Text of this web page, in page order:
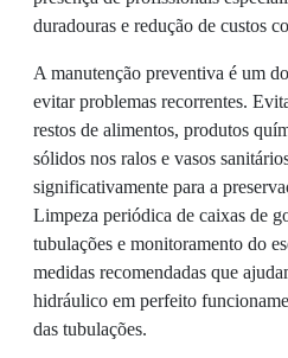
duradouras e redução de custos
A manutenção preventiva é um
evitar problemas recorrentes.
restos de alimentos, produtos
sólidos nos ralos e vasos
significativamente para a
Limpeza periódica de caixas de
tubulações e monitoramento do
medidas recomendadas que
hidráulico em perfeito
das tubulações.